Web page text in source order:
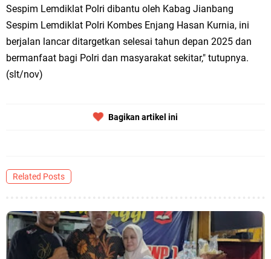
Sespim Lemdiklat Polri dibantu oleh Kabag Jianbang
Sespim Lemdiklat Polri Kombes Enjang Hasan Kurnia, ini
berjalan lancar ditargetkan selesai tahun depan 2025 dan
bermanfaat bagi Polri dan masyarakat sekitar," tutupnya.
(slt/nov)
Bagikan artikel ini
Related Posts